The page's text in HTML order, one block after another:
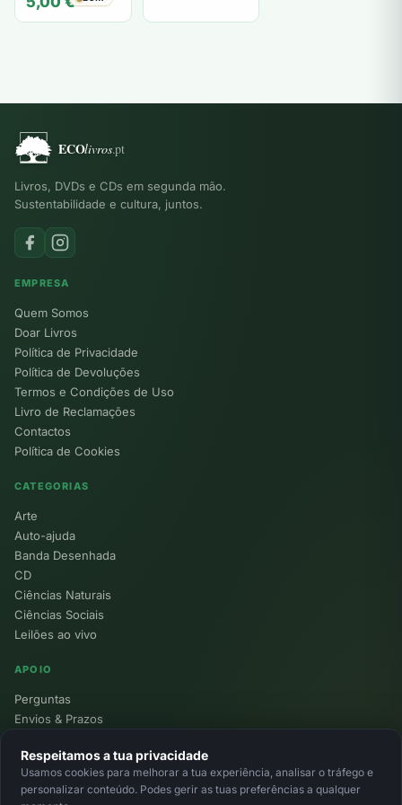
Oswald Ducrot,
Tzvetan
Livros, DVDs e CDs em segunda mão.
Sustentabilidade e cultura, juntos.
EMPRESA
Quem Somos
Doar Livros
Política de Privacidade
Política de Devoluções
Termos e Condições de Uso
Livro de Reclamações
Contactos
Política de Cookies
CATEGORIAS
Arte
Auto-ajuda
Banda Desenhada
CD
Ciências Naturais
Ciências Sociais
Leilões ao vivo
APOIO
Perguntas
Envios & Prazos
Devoluções
Minha Conta
Respeitamos a tua privacidade
Usamos cookies para melhorar a tua experiência, analisar o tráfego e
personalizar conteúdo. Podes gerir as tuas preferências a qualquer